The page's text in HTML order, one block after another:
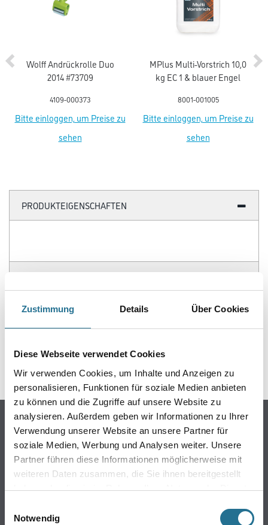
Zustimmung Details Über Cookies
Diese Webseite verwendet Cookies
Wir verwenden Cookies, um Inhalte und Anzeigen zu
personalisieren, Funktionen für soziale Medien anbieten
zu können und die Zugriffe auf unsere Website zu
analysieren. Außerdem geben wir Informationen zu Ihrer
Verwendung unserer Website an unsere Partner für
soziale Medien, Werbung und Analysen weiter. Unsere
Partner führen diese Informationen möglicherweise mit
weiteren Daten zusammen, die Sie ihnen bereitgestellt
haben oder die sie im Rahmen Ihrer Nutzung der Dienste
Notwendig
Wolff Andrückrolle Duo
2014 #73709
4109-000373
Bitte einloggen, um Preise zu
sehen
MPlus Multi-Vorstrich 10,0
kg EC 1 & blauer Engel
8001-001005
Bitte einloggen, um Preise zu
sehen
PRODUKTEIGENSCHAFTEN
GEFAHRENHINWEISE
Online-Shop
Farbe
WDV-Systeme
Trockenbau
Putze & Spachtelmassen